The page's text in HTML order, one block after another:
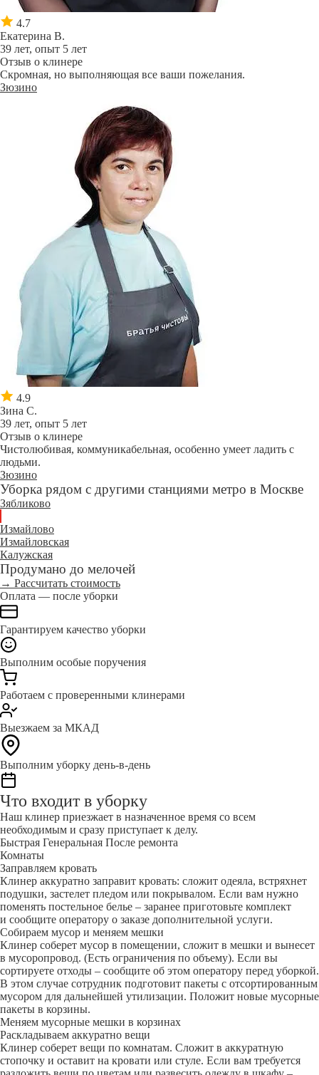
4.7
Екатерина В.
39 лет, опыт 5 лет
Отзыв о клинере
Скромная, но выполняющая все ваши пожелания.
Зюзино
4.9
Зина С.
39 лет, опыт 5 лет
Отзыв о клинере
Чистолюбивая, коммуникабельная, особенно умеет ладить с
людьми.
Зюзино
Уборка рядом с другими станциями метро в Москве
Зябликово
Измайлово
Измайловская
Калужская
Продумано до мелочей
→ Рассчитать стоимость
Оплата — после уборки
Гарантируем качество уборки
Выполним особые поручения
Работаем с проверенными клинерами
Выезжаем за МКАД
Выполним уборку день-в-день
Что входит в уборку
Наш клинер приезжает в назначенное время со всем
необходимым и сразу приступает к делу.
Быстрая Генеральная После ремонта
Комнаты
Заправляем кровать
Клинер аккуратно заправит кровать: сложит одеяла, встряхнет
подушки, застелет пледом или покрывалом. Если вам нужно
поменять постельное белье – заранее приготовьте комплект
и сообщите оператору о заказе дополнительной услуги.
Собираем мусор и меняем мешки
Клинер соберет мусор в помещении, сложит в мешки и вынесет
в мусоропровод. (Есть ограничения по объему). Если вы
сортируете отходы – сообщите об этом оператору перед уборкой.
В этом случае сотрудник подготовит пакеты с отсортированным
мусором для дальнейшей утилизации. Положит новые мусорные
пакеты в корзины.
Меняем мусорные мешки в корзинах
Раскладываем аккуратно вещи
Клинер соберет вещи по комнатам. Сложит в аккуратную
стопочку и оставит на кровати или стуле. Если вам требуется